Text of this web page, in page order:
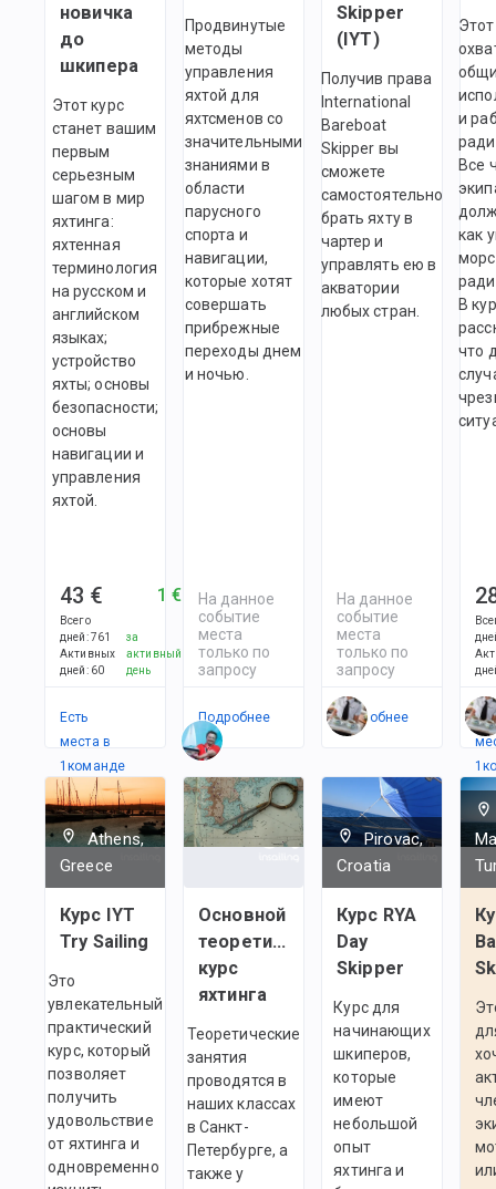
новичка
до
шкипера
Этот курс
станет вашим
первым
серьезным
шагом в мир
яхтинга:
яхтенная
терминология
на русском и
английском
языках;
устройство
яхты; основы
безопасности;
основы
навигации и
управления
яхтой.
43 €
Всего
дней:761
Активных
дней: 60
1 €
за
активный
день
Есть
места в
1командe
Продвинутые
методы
управления
яхтой для
яхтсменов со
значительными
знаниями в
области
парусного
спорта и
навигации,
которые хотят
совершать
прибрежные
переходы днем
и ночью.
На данное
событие
места
только по
запросу
Подробнее
Skipper
(IYT)
Получив права
International
Bareboat
Skipper вы
сможете
самостоятельно
брать яхту в
чартер и
управлять ею в
акватории
любых стран.
На данное
событие
места
только по
запросу
Подробнее
и
Все
как
В
что
1
Athens,
Greece
Курс IYT
Try Sailing
Это
увлекательный
практический
курс, который
позволяет
получить
удовольствие
от яхтинга и
одновременно
Основной
теоретический
курс
яхтинга
Теоретические
занятия
проводятся в
наших классах
в Санкт-
Петербурге, а
также у
Pirovac,
Croatia
Курс RYA
Day
Skipper
Курс для
начинающих
шкиперов,
которые
имеют
небольшой
опыт
яхтинга и